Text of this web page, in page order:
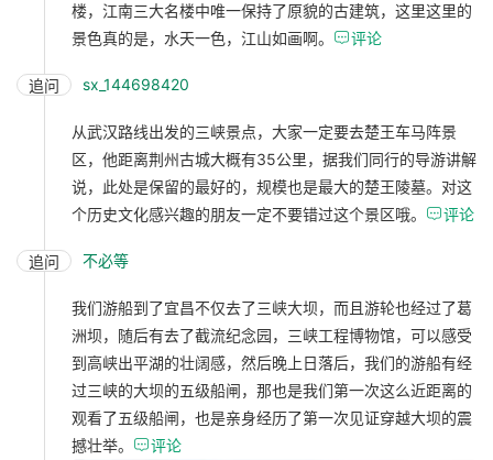
楼，江南三大名楼中唯一保持了原貌的古建筑，这里这里的
景色真的是，水天一色，江山如画啊。 评论
追问 sx_144698420
从武汉路线出发的三峡景点，大家一定要去楚王车马阵景
区，他距离荆州古城大概有35公里，据我们同行的导游讲解
说，此处是保留的最好的，规模也是最大的楚王陵墓。对这
个历史文化感兴趣的朋友一定不要错过这个景区哦。 评论
追问 不必等
我们游船到了宜昌不仅去了三峡大坝，而且游轮也经过了葛
洲坝，随后有去了截流纪念园，三峡工程博物馆，可以感受
到高峡出平湖的壮阔感，然后晚上日落后，我们的游船有经
过三峡的大坝的五级船闸，那也是我们第一次这么近距离的
观看了五级船闸，也是亲身经历了第一次见证穿越大坝的震
撼壮举。 评论